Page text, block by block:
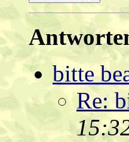
bitte
Re: